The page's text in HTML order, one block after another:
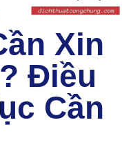
Xin
Điều
Cần